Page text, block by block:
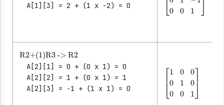
A[1][3] = 2 + (1 x -2) = 0
[1 00 1
-10 01
R2+(1)R3
->R2
A[2][1] = 0 + (0 x 1) = 0
A[2][2] = 1 + (0 x 1) = 1
A[2][3] = -1 + (1 x 1) = 0
[1 00 1
00 01